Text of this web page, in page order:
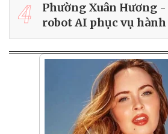
4
Phường Xuân Hương
robot AI phục vụ